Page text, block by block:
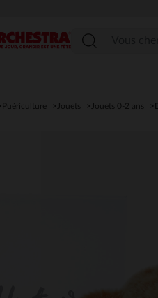
Puériculture Jouets Jouets 0-2 ans